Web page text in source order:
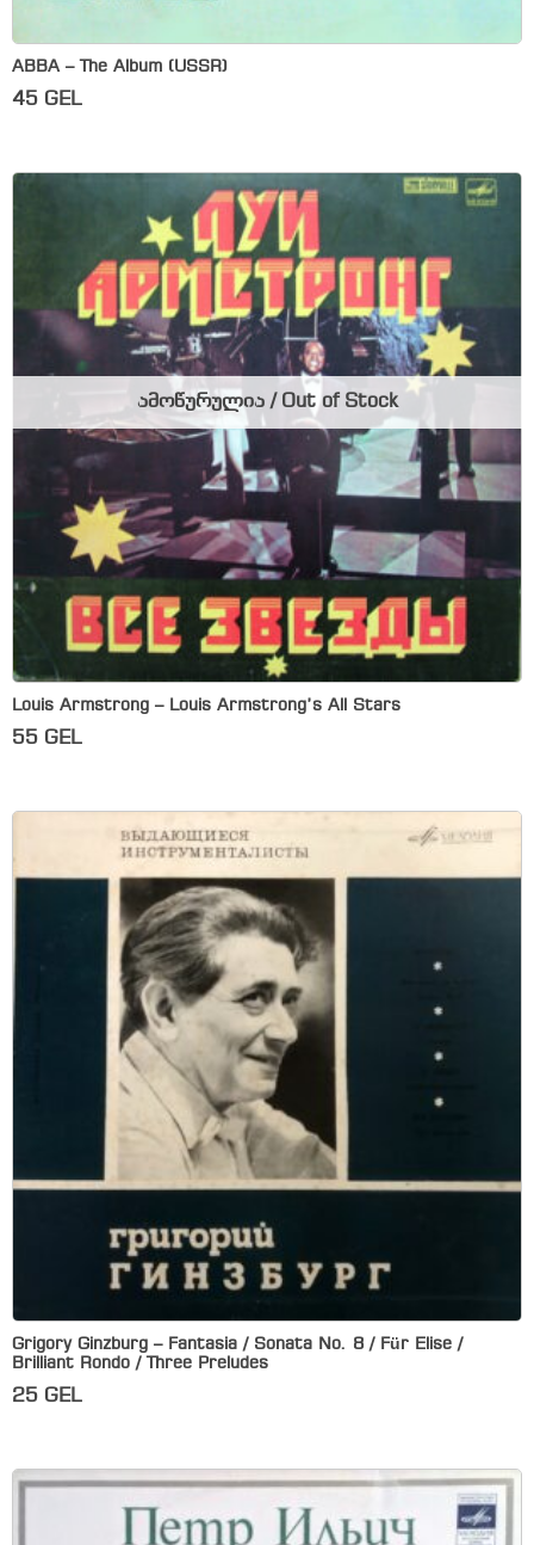
ABBA – The Album (USSR)
45 GEL
Louis Armstrong – Louis Armstrong’s All Stars
55 GEL
ამოწურულია / Out of Stock
Grigory Ginzburg – Fantasia / Sonata No. 8 / Für Elise /
Brilliant Rondo / Three Preludes
25 GEL